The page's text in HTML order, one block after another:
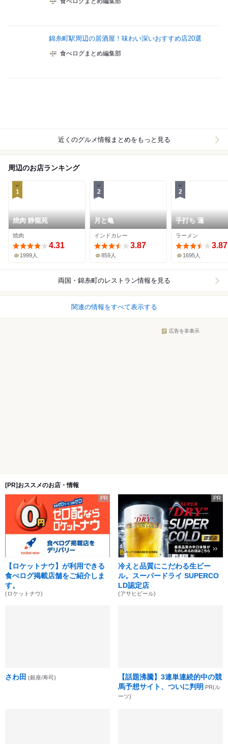
錦糸町駅周辺の居酒屋！味わい深いおすすめ店20選
食べログまとめ編集部
近くのグルメ情報まとめをもっと見る
周辺のお店ランキング
1
焼肉 静龍苑
焼肉
4.31
1999人
2
月と亀
インドカレー
3.87
859人
2
手打ち 蓮
ラーメン
3.87
1695人
両国・錦糸町のレストラン情報を見る
関連の情報をすべて表示する
広告を非表示
[PR]おススメのお店・情報
PR
【ロケットナウ】が利用できる
食べログ掲載店舗をご紹介しま
す。
(ロケットナウ)
PR
冷えと品質にこだわる生ビー
ル。スーパードライ SUPERCO
LD認定店
(アサヒビール)
さわ田 (銀座/寿司)
【話題沸騰】3連単連続的中の競
馬予想サイト、ついに判明 PR(ル
ーツ)